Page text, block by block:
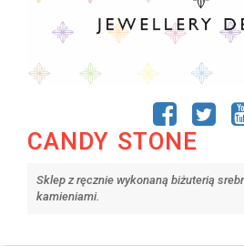
CANDY STONE
Sklep z ręcznie wykonaną biżuterią
kamieniami.